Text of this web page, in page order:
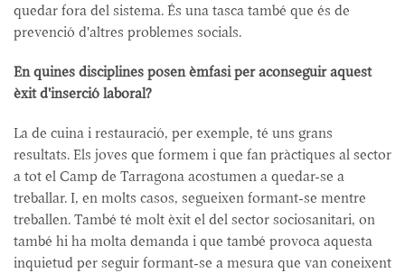
quedar fora del sistema. És una tasca també que és de
prevenció d'altres problemes socials.
En quines disciplines posen èmfasi per aconseguir aquest
èxit d'inserció laboral?
La de cuina i restauració, per exemple, té uns grans
resultats. Els joves que formem i que fan pràctiques al sector
a tot el Camp de Tarragona acostumen a quedar-se a
treballar. I, en molts casos, segueixen formant-se mentre
treballen. També té molt èxit el del sector sociosanitari, on
també hi ha molta demanda i que també provoca aquesta
inquietud per seguir formant-se a mesura que van coneixent